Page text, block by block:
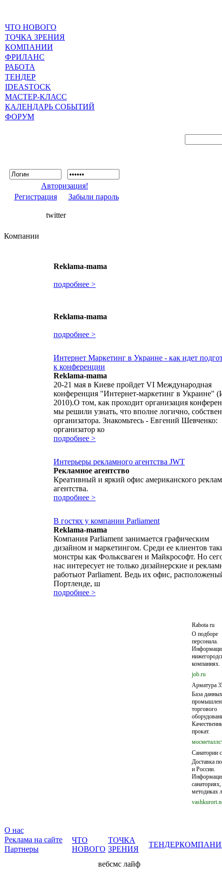
ЧТО НОВОГО
ТОЧКА ЗРЕНИЯ
КОМПАНИИ
ФРИЛАНС
РАБОТА
ТЕНДЕР
IDEASTOCK
МАСТЕР-КЛАСС
КАЛЕНДАРЬ СОБЫТИЙ
ФОРУМ
Авторизация!
Регистрация
Забыли пароль
twitter
Компании
Reklama-mama
подробнее >
Reklama-mama
подробнее >
Интернет Маркетинг в Украине - как идет
к конференции
Reklama-mama
20-21 мая в Киеве пройдет VI Международная
конференция "Интернет-маркетинг в Украине"
2010).О том, как проходит организация
мы решили узнать, что вполне логично,
организатора. Знакомьтесь - Евгений Шевченко:
организатор ко
подробнее >
Интерьеры рекламного агентства JWT
Рекламное агентство
Креативный и яркий офис американского
агентства.
подробнее >
В гостях у компании Parliament
Reklama-mama
Компания Parliament занимается графическим
дизайном и маркетингом. Среди ее клиентов
монстры как Фольксваген и Майкрософт. Но
нас интересует не только дизайнерские и
работыот Parliament. Ведь их офис,
Портленде, ш
подробнее >
Rabota ru
О подборе
персонала.
компаниях.
job.ru
Арматура
База данных
торгового
прокат.
Санатории
Доставка
и России.
санаториях,
методиках
О нас
Реклама на сайте
Партнеры
ЧТО
НОВОГО
ТОЧКА
ЗРЕНИЯ
ТЕНДЕР
вебсмс лайф